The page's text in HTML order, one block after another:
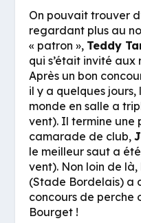
On pouvait trouver
regardant plus au
« patron », Teddy
qui s’était invité
Après un bon
il y a quelques jours,
monde en salle a
vent). Il termine une
camarade de club,
le meilleur saut a
vent). Non loin de là,
(Stade Bordelais) a
concours de perche
Bourget !